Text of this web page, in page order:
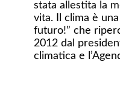
stata allestita la
vita. Il clima è
futuro!” che
2012 dal
climatica e